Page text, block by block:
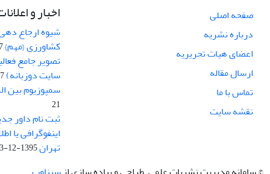
داشتند.
صفحه اصلی
درباره نشریه
اعضای هیات تحریریه
ارسال مقاله
تماس با ما
نقشه سایت
اخبار و
شیوه ارجاع
کشاورزی {مهم}
تصویر جامع
سایت دوزبانه)
سمپوزیوم بین
21
ثبت نام داور
اینفوگرافی یا
تهران1395-12-03